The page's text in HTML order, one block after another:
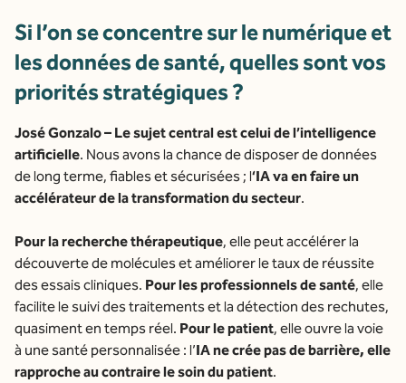
Si l’on se concentre sur le numérique et
les données de santé, quelles sont vos
priorités stratégiques ?
José Gonzalo – Le sujet central est celui de l’intelligence
artificielle. Nous avons la chance de disposer de données
de long terme, fiables et sécurisées ; l‘IA va en faire un
accélérateur de la transformation du secteur.
Pour la recherche thérapeutique, elle peut accélérer la
découverte de molécules et améliorer le taux de réussite
des essais cliniques. Pour les professionnels de santé, elle
facilite le suivi des traitements et la détection des rechutes,
quasiment en temps réel. Pour le patient, elle ouvre la voie
à une santé personnalisée : l’IA ne crée pas de barrière, elle
rapproche au contraire le soin du patient.